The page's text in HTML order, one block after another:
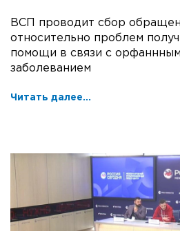
ВСП проводит сбор
относительно проблем
помощи в связи с
заболеванием
Читать далее...